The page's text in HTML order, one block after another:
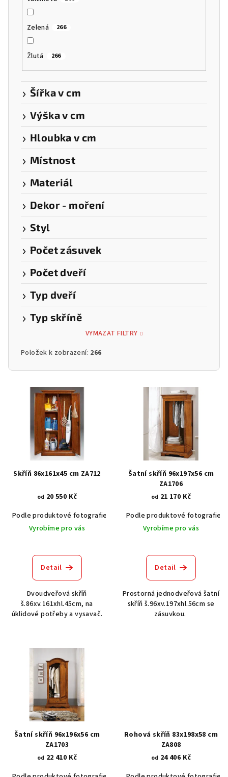
Zelená 266
Žlutá 266
Šířka v cm
Výška v cm
Hloubka v cm
Místnost
Materiál
Dekor - moření
Styl
Počet zásuvek
Počet dveří
Typ dveří
Typ skříně
VYMAZAT FILTRY
Položek k zobrazení: 266
Skříň 86x161x45 cm ZA712
od 20 550 Kč
Podle produktové fotografie
Akát vintage BT1551
Dub světlý
Vyrobíme pro vás
Detail
Dvoudveřová skříň
š.86xv.161xhl.45cm, na
úklidové potřeby a vysavač.
Šatní skříň 96x197x56 cm
ZA1706
od 21 170 Kč
Podle produktové fotografie
Vyrobíme pro vás
Detail
Prostorná jednodveřová šatní
skříň š.96xv.197xhl.56cm se
zásuvkou.
Šatní skříň 96x196x56 cm
ZA1703
od 22 410 Kč
Rohová skříň 83x198x58 cm
ZA808
od 24 406 Kč